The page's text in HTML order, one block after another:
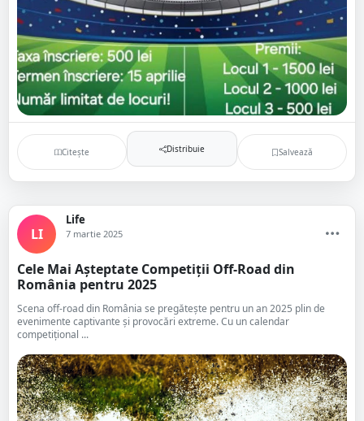
Citește Distribuie Salvează
LI
Life
7 martie 2025
Cele Mai Așteptate Competiții Off-Road din
România pentru 2025
Scena off-road din România se pregătește pentru un an 2025 plin de
evenimente captivante și provocări extreme. Cu un calendar
competițional ...